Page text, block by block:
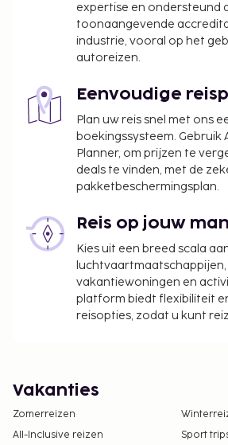
expertise en ondersteund
toonaangevende
industrie, vooral op het
autoreizen.
Eenvoudige
Plan uw reis snel met ons
boekingssysteem. Gebruik
Planner, om prijzen te
deals te vinden, met de
pakketbeschermingsplan.
Reis op jouw
Kies uit een breed scala
luchtvaartmaatschappijen,
vakantiewoningen en
platform biedt flexibiliteit
reisopties, zodat u kunt
Vakanties
Zomerreizen
All-Inclusive reizen
Sport